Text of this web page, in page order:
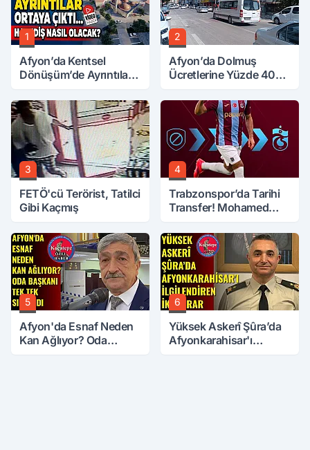
1
Afyon’da Kentsel
Dönüşüm’de Ayrıntılar
Nasıl Olacak?
2
Afyon’da Dolmuş
Ücretlerine Yüzde 40
3
FETÖ'cü Terörist, Tatilci
Gibi Kaçmış
4
Trabzonspor’da Tarihi
Transfer! Mohamed
5
Afyon'da Esnaf Neden
Kan Ağlıyor? Oda
6
Yüksek Askerî Şûra’da
Afyonkarahisar'ı